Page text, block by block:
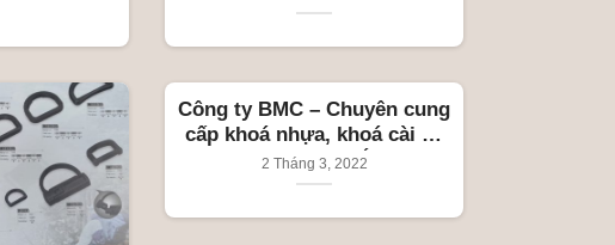
Công ty BMC – Chuyên cung
cấp khoá nhựa, khoá cài ba
lô túi xách, tay nắm vali
2 Tháng 3, 2022